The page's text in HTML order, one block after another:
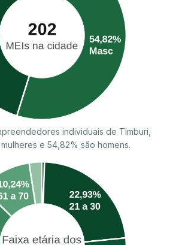
individuais de Timburi,
e 54,82% são homens.